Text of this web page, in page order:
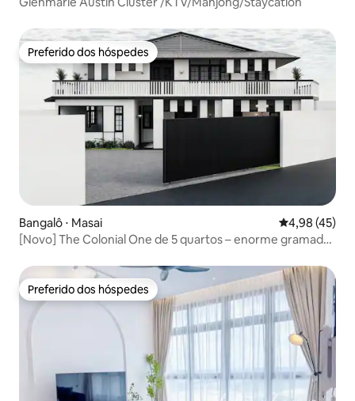
Preferido dos hóspedes
Preferido dos hóspedes
Bangalô ⋅ Masai 4,98 de uma
4,98 (45)
[Novo] The Colonial One de 5 quartos – enorme gramado
Preferido dos hóspedes
Preferido dos hóspedes